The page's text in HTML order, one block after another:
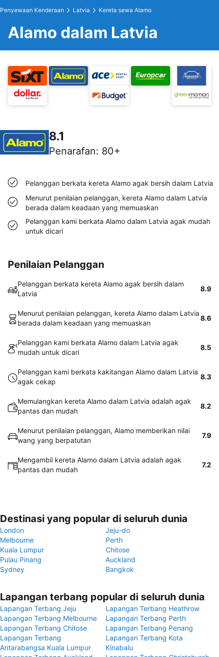
Penyewaan Kenderaan Latvia Kereta sewa Alamo
Alamo dalam Latvia
8.1
Penarafan: 80+
Pelanggan berkata kereta Alamo agak bersih dalam Latvia
Menurut penilaian pelanggan, kereta Alamo dalam Latvia
berada dalam keadaan yang memuaskan
Pelanggan kami berkata Alamo dalam Latvia agak mudah
untuk dicari
Penilaian Pelanggan
Pelanggan berkata kereta Alamo agak bersih dalam
Latvia
8.9
Menurut penilaian pelanggan, kereta Alamo dalam Latvia
berada dalam keadaan yang memuaskan
8.6
Pelanggan kami berkata Alamo dalam Latvia agak
mudah untuk dicari
8.5
Pelanggan kami berkata kakitangan Alamo dalam Latvia
agak cekap
8.3
Memulangkan kereta Alamo dalam Latvia adalah agak
pantas dan mudah
8.2
Menurut penilaian pelanggan, Alamo memberikan nilai
wang yang berpatutan
7.9
Mengambil kereta Alamo dalam Latvia adalah agak
pantas dan mudah
7.2
Destinasi yang popular di seluruh dunia
London
Jeju-do
Melbourne
Perth
Kuala Lumpur
Chitose
Pulau Pinang
Auckland
Sydney
Bangkok
Lapangan terbang popular di seluruh dunia
Lapangan Terbang Jeju
Lapangan Terbang Heathrow
Lapangan Terbang Melbourne
Lapangan Terbang Perth
Lapangan Terbang Chitose
Lapangan Terbang Penang
Lapangan Terbang
Antarabangsa Kuala Lumpur
Lapangan Terbang Kota
Kinabalu